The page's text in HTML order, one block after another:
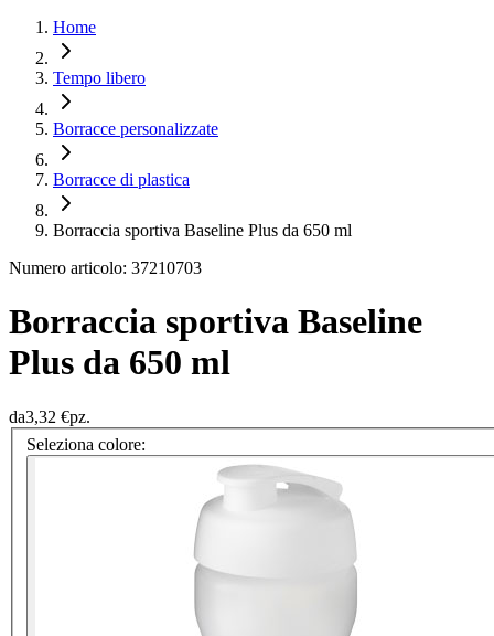
Home
Tempo libero
Borracce personalizzate
Borracce di plastica
Borraccia sportiva Baseline Plus da 650 ml
Numero articolo: 37210703
Borraccia sportiva Baseline
Plus da 650 ml
da3,32 €pz.
Seleziona colore: